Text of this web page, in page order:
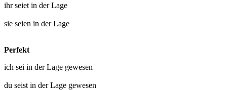
ihrseiet in der Lage
sie seien in der Lage
Perfekt
ich sei in der Lage gewesen
du seist in der Lage gewesen